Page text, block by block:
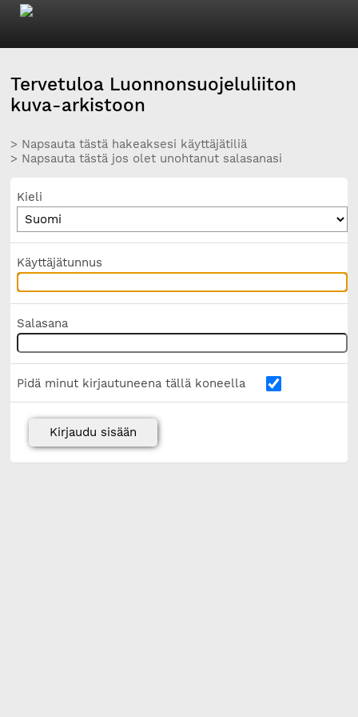
Tervetuloa Luonnonsuojeluliiton
kuva-arkistoon
> Napsauta tästä hakeaksesi käyttäjätiliä
> Napsauta tästä jos olet unohtanut salasanasi
Kieli
Käyttäjätunnus
Salasana
Pidä minut kirjautuneena tällä koneella